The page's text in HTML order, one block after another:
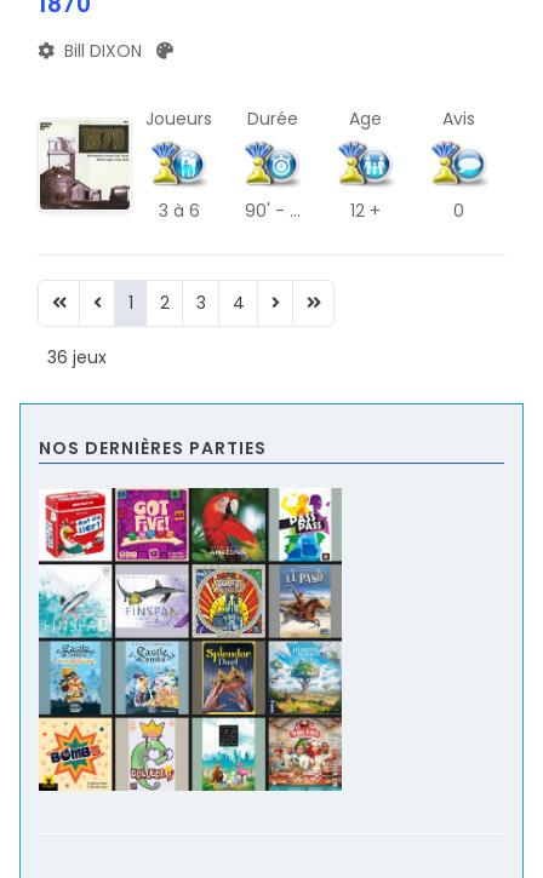
Bill DIXON
Joueurs
3 à 6
Durée
90' - ...
Age
12 +
Avis
0
1 2 3 4
36 jeux
NOS DERNIÈRES PARTIES